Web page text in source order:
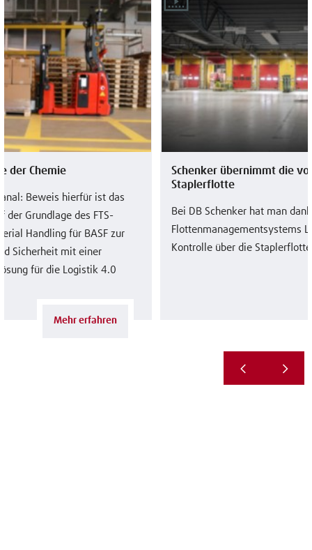
der Chemie
Beweis hierfür ist das
Grundlage des FTS-
Handling für BASF zur
Sicherheit mit einer
für die Logistik 4.0
Mehr erfahren
Schenker übernimmt die
Staplerflotte
Bei DB Schenker hat man
Flottenmanagementsystems
Kontrolle über die